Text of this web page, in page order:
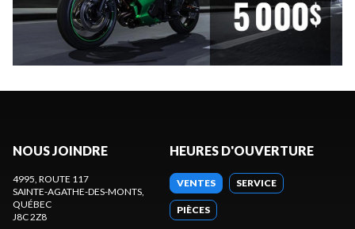
NOUS JOINDRE
4995, ROUTE 117
SAINTE-AGATHE-DES-MONTS,
QUÉBEC
J8C 2Z8
HEURES D'OUVERTURE
VENTES SERVICE
PIÈCES